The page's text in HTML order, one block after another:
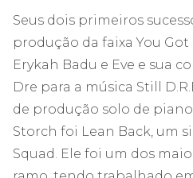
Seus dois primeiros
produção da faixa You
Erykah Badu e Eve e sua
Dre para a música Still
de produção solo de
Storch foi Lean Back, um
Squad. Ele foi um dos